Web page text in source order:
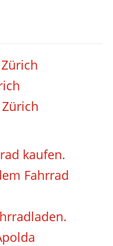
kaufen.
Fahrrad